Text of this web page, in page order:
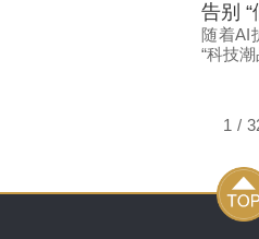
随着AI
“科技潮
1 /